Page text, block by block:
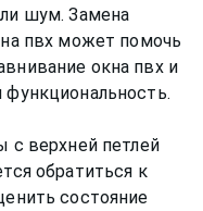
шум. Замена
пвх может помочь
окна пвх и
с верхней петлей
обратиться к
состояние